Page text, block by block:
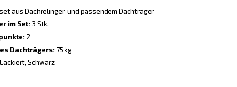
aus Dachrelingen und passendem Dachträger
im Set:3 Stk.
2
Dachträgers:75 kg
Schwarz